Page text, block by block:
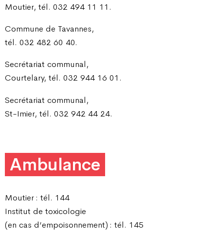
Moutier, tél. 032 494 11 11.
Commune de Tavannes,
tél. 032 482 60 40.
Secrétariat communal,
Courtelary, tél. 032 944 16 01.
Secrétariat communal,
St-Imier, tél. 032 942 44 24.
Ambulance
Moutier : tél. 144
Institut de toxicologie
(en cas d’empoisonnement) : tél. 145